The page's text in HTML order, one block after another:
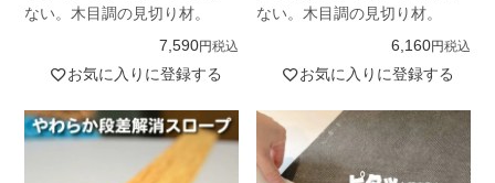
ない。木目調の見切り材。
7,590 税込
お気に入りに登録する
ない。木目調の見切り材。
6,160 税込
お気に入りに登録する